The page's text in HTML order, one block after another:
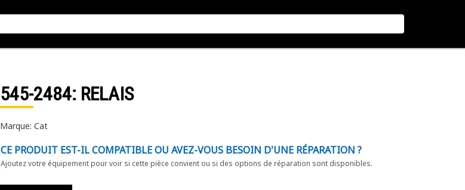
545-2484: RELAIS
Marque: Cat
CE PRODUIT EST-IL COMPATIBLE OU AVEZ-VOUS BESOIN D'UNE RÉPARATION ?
Ajoutez votre équipement pour voir si cette pièce convient ou si des options de réparation sont disponibles.